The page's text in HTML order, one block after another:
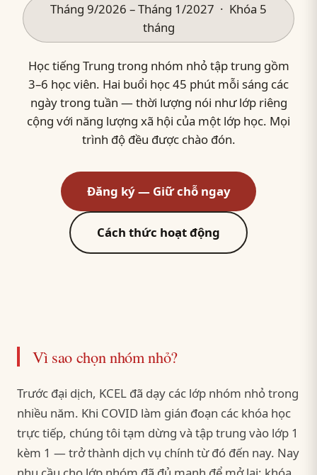
Tháng 9/2026 – Tháng 1/2027 · Khóa 5
tháng
Học tiếng Trung trong nhóm nhỏ tập trung gồm
3–6 học viên. Hai buổi học 45 phút mỗi sáng các
ngày trong tuần — thời lượng nói như lớp riêng
cộng với năng lượng xã hội của một lớp học. Mọi
trình độ đều được chào đón.
Đăng ký — Giữ chỗ ngay
Cách thức hoạt động
Vì sao chọn nhóm nhỏ?
Trước đại dịch, KCEL đã dạy các lớp nhóm nhỏ trong
nhiều năm. Khi COVID làm gián đoạn các khóa học
trực tiếp, chúng tôi tạm dừng và tập trung vào lớp 1
kèm 1 — trở thành dịch vụ chính từ đó đến nay. Nay